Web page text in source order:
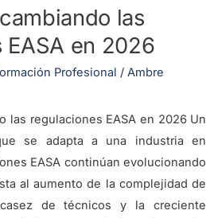
las
EASA en 2026
Profesional / Ambre
las regulaciones EASA en 2026 Un
se adapta a una industria en
EASA continúan evolucionando
al aumento de la complejidad de
de técnicos y la creciente